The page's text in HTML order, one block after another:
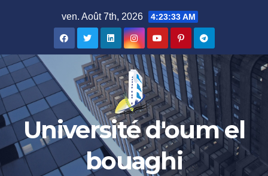
ven. Août 7th, 2026 4:23:33 AM
Université d'oum el
bouaghi